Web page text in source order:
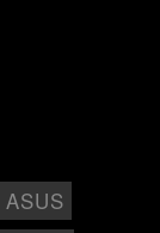
ASUS